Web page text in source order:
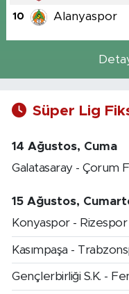
10 Alanyaspor
Süper Lig
14 Ağustos, Cuma
Galatasaray - Çorum
15 Ağustos,
Konyaspor - Rizespor
Kasımpaşa -
Gençlerbirliği S.K. -